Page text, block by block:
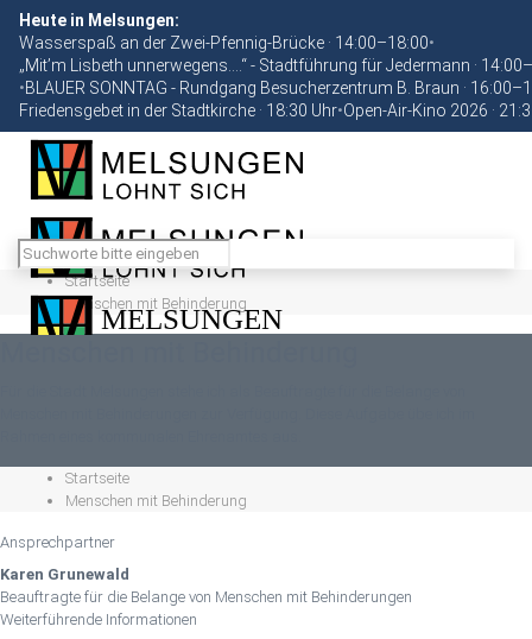
Heute in Melsungen:
Wasserspaß an der Zwei-Pfennig-Brücke · 14:00–18:00•
„Mit’m Lisbeth unnerwegens….“ - Stadtführung für Jedermann ·
•BLAUER SONNTAG - Rundgang Besucherzentrum B. Braun ·
Friedensgebet in der Stadtkirche · 18:30 Uhr•Open-Air-Kino 2026 ·
Startseite
Menschen mit Behinderung
Startseite
Menschen mit Behinderung
Ansprechpartner
Karen Grunewald
Beauftragte für die Belange von Menschen mit Behinderungen
Weiterführende Informationen